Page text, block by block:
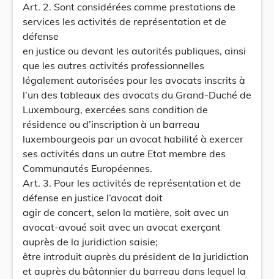
Art. 2. Sont considérées comme prestations de
services les activités de représentation et de
défense
en justice ou devant les autorités publiques, ainsi
que les autres activités professionnelles
légalement autorisées pour les avocats inscrits à
l’un des tableaux des avocats du Grand-Duché de
Luxembourg, exercées sans condition de
résidence ou d’inscription à un barreau
luxembourgeois par un avocat habilité à exercer
ses activités dans un autre Etat membre des
Communautés Européennes.
Art. 3. Pour les activités de représentation et de
défense en justice l’avocat doit
agir de concert, selon la matière, soit avec un
avocat-avoué soit avec un avocat exerçant
auprès de la juridiction saisie;
être introduit auprès du président de la juridiction
et auprès du bâtonnier du barreau dans lequel la